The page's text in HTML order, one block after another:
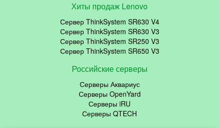
Хиты продаж Lenovo
Сервер ThinkSystem SR630 V4
Сервер ThinkSystem SR630 V3
Сервер ThinkSystem SR250 V3
Сервер ThinkSystem SR650 V3
Российские серверы
Серверы Аквариус
Серверы OpenYard
Серверы iRU
Серверы QTECH